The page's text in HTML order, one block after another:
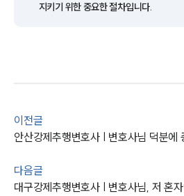
업무분야
지키기 위한 중요한 절차입니다.
이전글
다음글